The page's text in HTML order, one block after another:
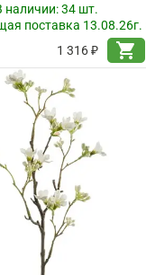
наличии:34 шт.
поставка 13.08.26г.
1 316 ₽
shopping_cart